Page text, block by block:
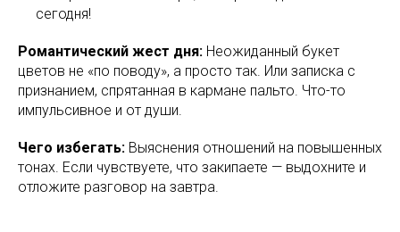
сегодня!
Романтический жест дня: Неожиданный букет
цветов не «по поводу», а просто так. Или записка с
признанием, спрятанная в кармане пальто. Что-то
импульсивное и от души.
Чего избегать: Выяснения отношений на повышенных
тонах. Если чувствуете, что закипаете — выдохните и
отложите разговор на завтра.